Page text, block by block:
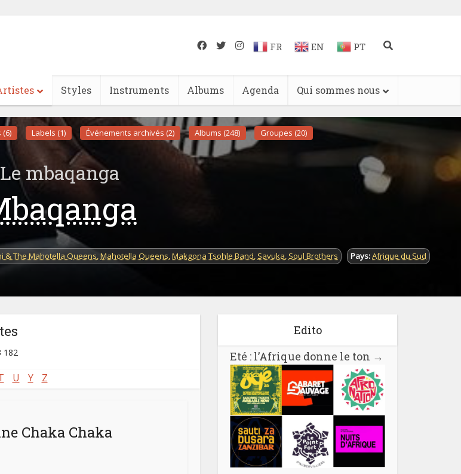
FR EN PT
Styles Instruments Albums Agenda Qui sommes nous
(6) Labels (1) Événements archivés (2) Albums (248) Groupes (20)
Le mbaqanga
& The Mahotella Queens,Mahotella Queens,Makgona Tsohle Band, Savuka, Soul Brothers Pays:Afrique du Sud
182
U Y Z
Chaka Chaka
Edito
Eté : l’Afrique donne le ton →